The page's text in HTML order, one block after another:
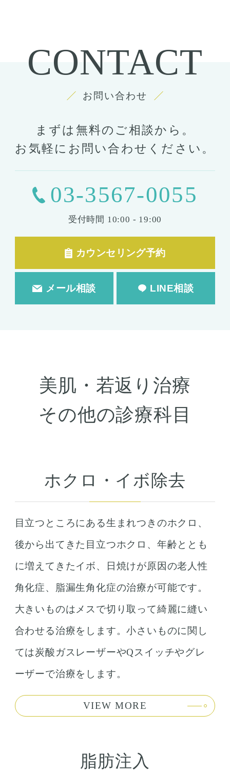
CONTACT
お問い合わせ
まずは無料のご相談から。
お気軽にお問い合わせください。
03-3567-0055
受付時間 10:00 - 19:00
カウンセリング予約
メール相談 LINE相談
美肌・若返り治療
その他の診療科目
ホクロ・イボ除去
目立つところにある生まれつきのホクロ、
後から出てきた目立つホクロ、年齢ととも
に増えてきたイボ、日焼けが原因の老人性
角化症、脂漏生角化症の治療が可能です。
大きいものはメスで切り取って綺麗に縫い
合わせる治療をします。小さいものに関し
ては炭酸ガスレーザーやQスイッチやグレ
ーザーで治療をします。
VIEW MORE
脂肪注入